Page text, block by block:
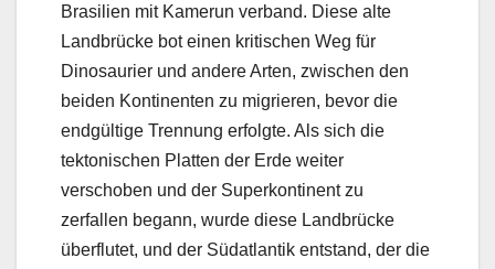
Brasilien mit Kamerun verband. Diese alte
Landbrücke bot einen kritischen Weg für
Dinosaurier und andere Arten, zwischen den
beiden Kontinenten zu migrieren, bevor die
endgültige Trennung erfolgte. Als sich die
tektonischen Platten der Erde weiter
verschoben und der Superkontinent zu
zerfallen begann, wurde diese Landbrücke
überflutet, und der Südatlantik entstand, der die